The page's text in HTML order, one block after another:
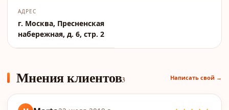
АДРЕС
г. Москва, Пресненская
набережная, д. 6, стр. 2
Мнения клиентов3 Написать свой →